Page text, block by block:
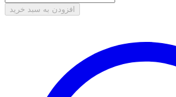
افزودن به سبد خرید